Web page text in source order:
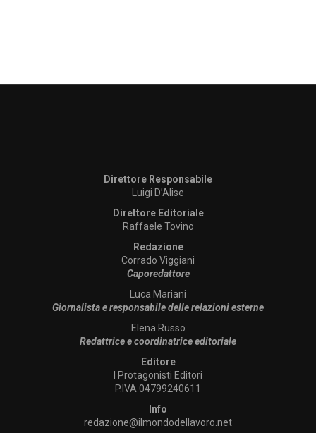
Direttore Responsabile
Luigi D’Alise
Direttore Editoriale
Raffaele Tovino
Redazione
Corrado Viggiani
Caporedattore
Luca Mariani
Giornalista e responsabile delle relazioni esterne
Elena Russo
Redattrice e coordinatrice editoriale
Editore
I Protagonisti Editori
P.IVA 04799240611
Info
redazione@ilmondodellavoro.net